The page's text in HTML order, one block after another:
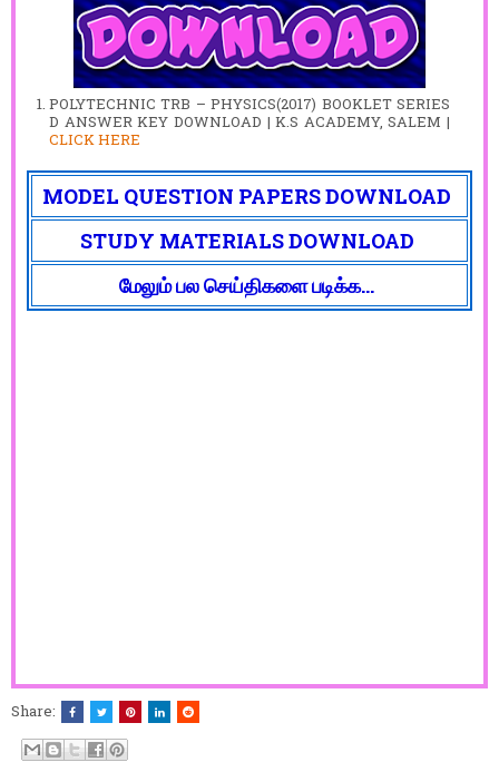
POLYTECHNIC TRB – PHYSICS(2017) BOOKLET SERIES
D ANSWER KEY DOWNLOAD | K.S ACADEMY, SALEM |
CLICK HERE
MODEL QUESTION PAPERS DOWNLOAD
STUDY MATERIALS DOWNLOAD
மேலும் பல செய்திகளை படிக்க...
Share: